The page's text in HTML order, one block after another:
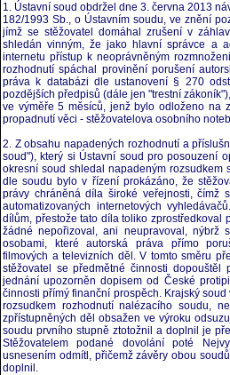
1. Ústavní soud obdržel dne 3. června 2013
182/1993 Sb., o Ústavním soudu, ve znění
jímž se stěžovatel domáhal zrušení v
shledán vinným, že jako hlavní správce a
internetu přístup k neoprávněným
rozhodnutí spáchal provinění porušení
práva k databázi dle ustanovení § 270
pozdějších předpisů (dále jen "trestní
ve výměře 5 měsíců, jenž bylo odloženo na
propadnutí věci - stěžovatelova osobního
2. Z obsahu napadených rozhodnutí a
soud"), který si Ústavní soud pro posouzení
okresní soud shledal napadeným
dle soudu bylo v řízení prokázáno, že
právy chráněná díla široké veřejnosti, čímž
automatizovaných internetových
dílům, přestože tato díla toliko zprostředkoval
žádné nepořizoval, ani neupravoval, nýbrž
osobami, které autorská práva přímo
filmových a televizních děl. V tomto směru
stěžovatel se předmětné činnosti
jednání upozorněn dopisem od České
činnosti přímý finanční prospěch. Krajský
rozsudkem rozhodnutí nalézacího soudu,
zpřístupněných děl obsažen ve výroku
soudu prvního stupně ztotožnil a doplnil je
Stěžovatelem podané dovolání poté
usnesením odmítl, přičemž závěry obou
doplnil.